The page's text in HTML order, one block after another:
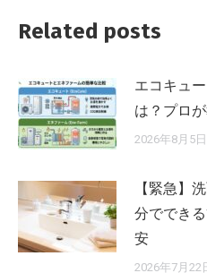
ョ
ン
Related posts
エコキュ
は？プロ
2026年8月5日
【緊急】
分ででき
安
2026年7月22